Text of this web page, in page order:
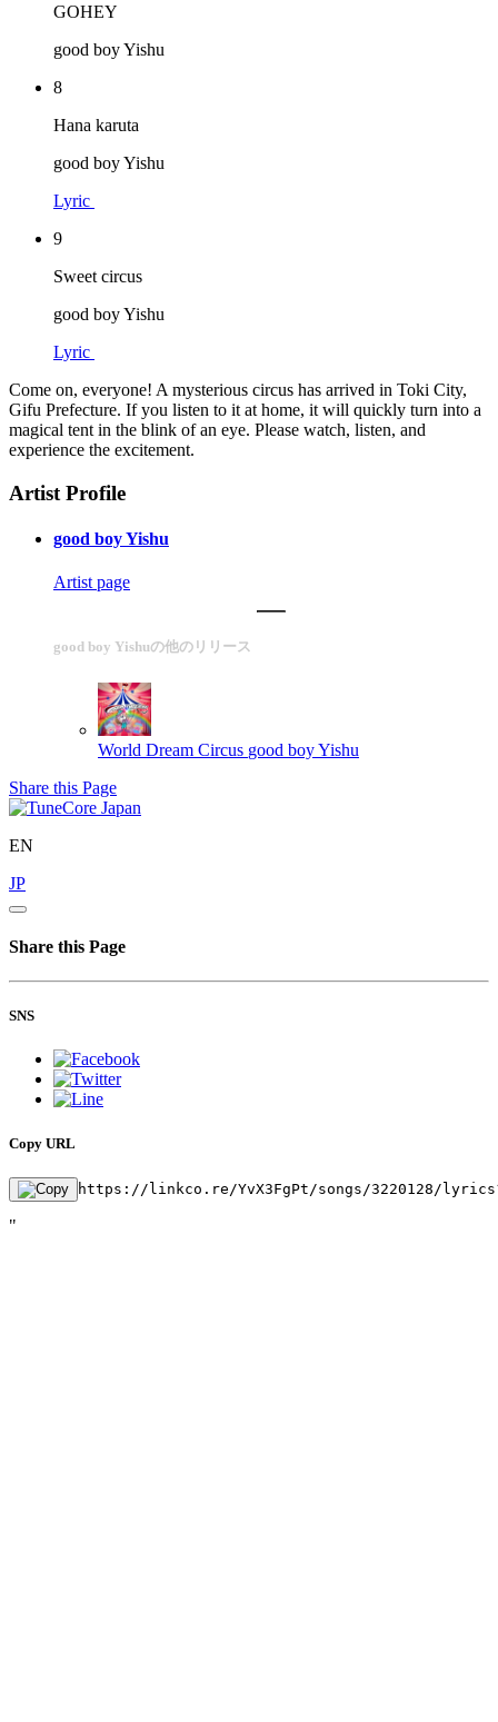
GOHEY
good boy Yishu
8
Hana karuta
good boy Yishu
Lyric
9
Sweet circus
good boy Yishu
Lyric
Come on, everyone! A mysterious circus has arrived in Toki City,
Gifu Prefecture. If you listen to it at home, it will quickly turn into a
magical tent in the blink of an eye. Please watch, listen, and
experience the excitement.
Artist Profile
good boy Yishu
Artist page
good boy Yishuの他のリリース
World Dream Circus good boy Yishu
Share this Page
EN
JP
Share this Page
SNS
Copy URL
https://linkco.re/YvX3FgPt/songs/3220128/
"